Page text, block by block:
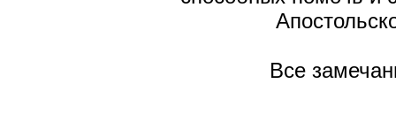
Все